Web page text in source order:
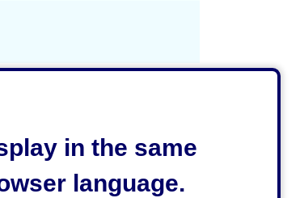
in the same
language.
医療機関を「肝疾患かかり
、肝炎ウイルス検査陽性者
体制を確保できるよう、取り